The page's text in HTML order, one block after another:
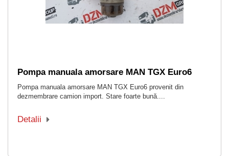
Pompa manuala amorsare MAN TGX Euro6
Pompa manuala amorsare MAN TGX Euro6 provenit din
dezmembrare camion import. Stare foarte bună....
Detalii